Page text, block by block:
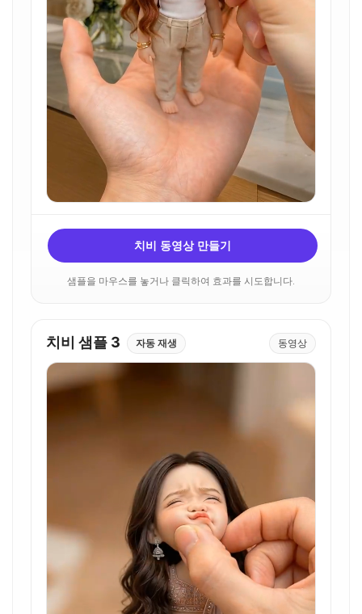
치비 동영상 만들기
샘플을 마우스를 놓거나 클릭하여 효과를 시도합니다.
치비 샘플 3 자동 재생 동영상